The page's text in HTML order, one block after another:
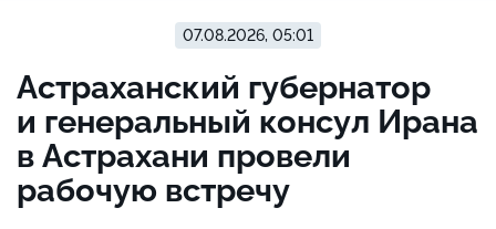
07.08.2026, 05:01
Астраханский губернатор
и генеральный консул Ирана
в Астрахани провели
рабочую встречу